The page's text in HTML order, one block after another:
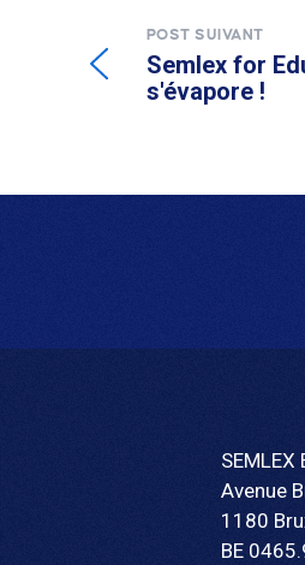
POST SUIVANT
Semlex for
s'évapore !
SEMLEX
Avenue
1180
BE